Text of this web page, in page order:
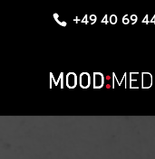
+49 40 69